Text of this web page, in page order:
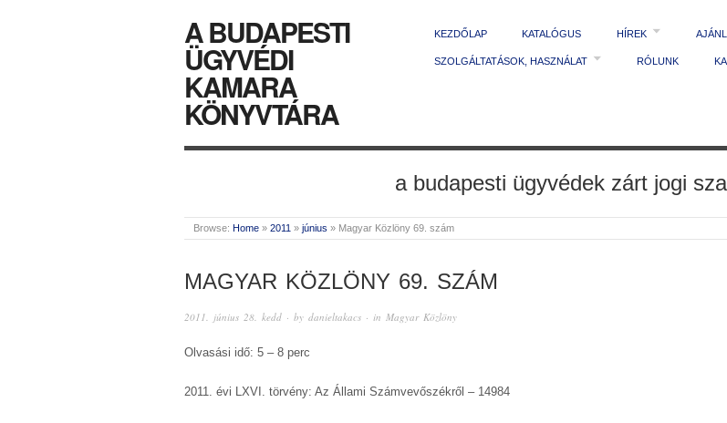
A BUDAPESTI
ÜGYVÉDI
KAMARA
KÖNYVTÁRA
KEZDŐLAP KATALÓGUS HÍREK
SZOLGÁLTATÁSOK, HASZNÁLAT RÓLUNK
a budapesti ügyvédek zárt jogi
Browse: Home » 2011 » június » Magyar Közlöny 69. szám
MAGYAR KÖZLÖNY 69. SZÁM
2011. június 28. kedd · by danieltakacs · in Magyar Közlöny
Olvasási idő: 5 – 8 perc
2011. évi LXVI. törvény: Az Állami Számvevőszékről – 14984